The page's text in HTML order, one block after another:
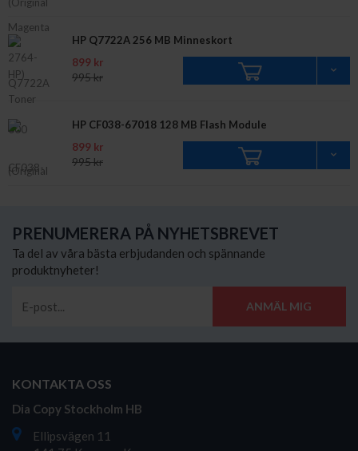
HP Q7722A 256 MB Minneskort
899 kr
995 kr
HP CF038-67018 128 MB Flash Module
899 kr
995 kr
PRENUMERERA PÅ NYHETSBREVET
Ta del av våra bästa erbjudanden och spännande
produktnyheter!
ANMÄL MIG
KONTAKTA OSS
Dia Copy Stockholm HB
Ellipsvägen 11